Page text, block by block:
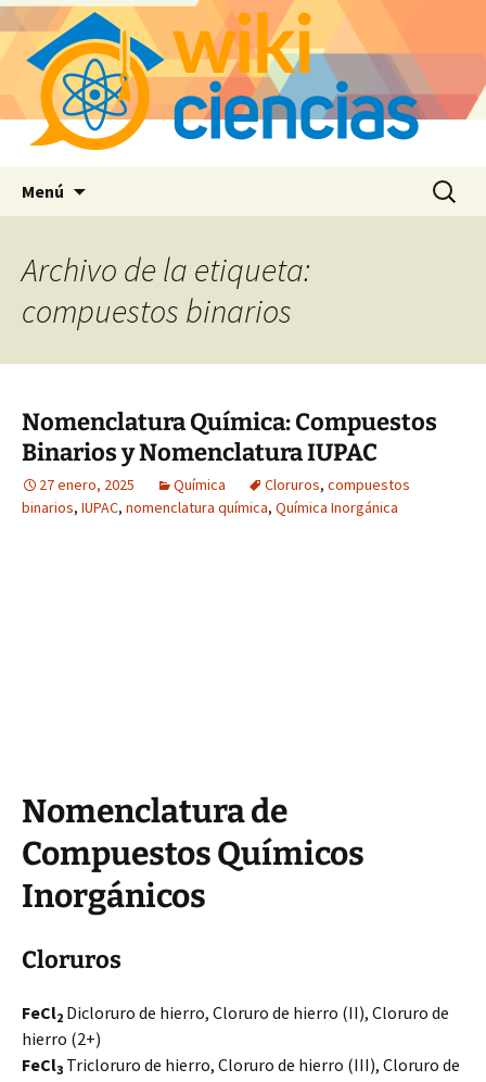
Menú Buscar:
Archivo de la etiqueta:
compuestos binarios
Nomenclatura Química: Compuestos
Binarios y Nomenclatura IUPAC
27 enero, 2025 Química Cloruros, compuestos
binarios, IUPAC, nomenclatura química, Química Inorgánica
Nomenclatura de
Compuestos Químicos
Inorgánicos
Cloruros
FeCl2 Dicloruro de hierro, Cloruro de hierro (II), Cloruro de
hierro (2+)
FeCl3 Tricloruro de hierro, Cloruro de hierro (III), Cloruro de